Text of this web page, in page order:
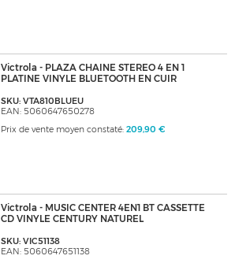
Victrola - PLAZA CHAINE STEREO 4 EN 1
PLATINE VINYLE BLUETOOTH EN CUIR
SKU: VTA810BLUEU
EAN: 5060647650278
Prix de vente moyen constaté: 209,90 €
Victrola - MUSIC CENTER 4EN1 BT CASSETTE
CD VINYLE CENTURY NATUREL
SKU: VIC51138
EAN: 5060647651138